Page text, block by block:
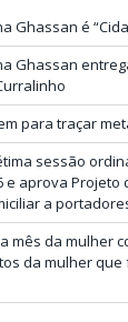
Ghassan é
Ghassan
para traçar
sessão
e aprova Projeto
a
mês da mulher
da mulher